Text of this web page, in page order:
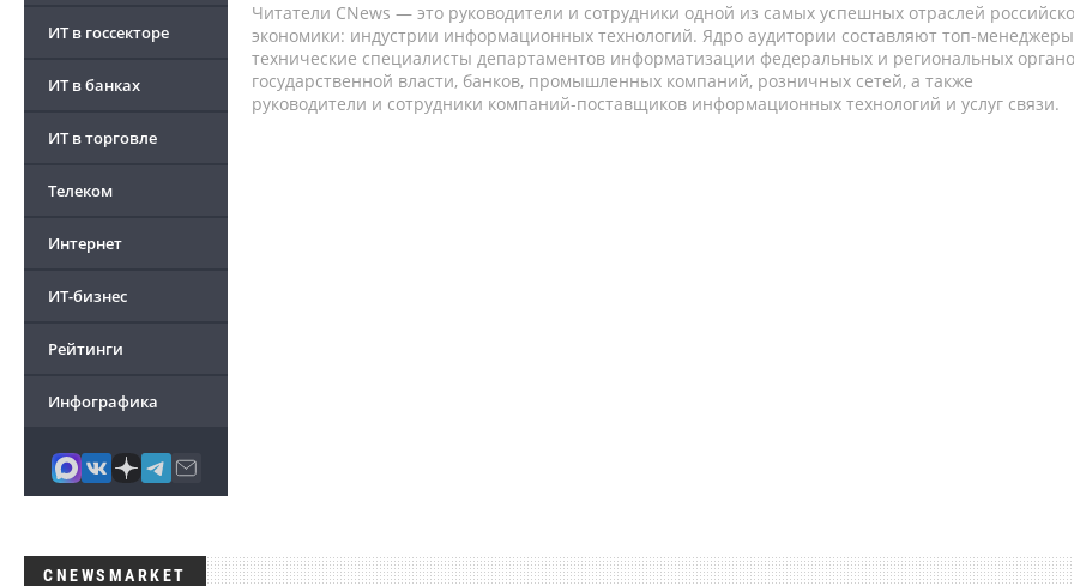
ИТ в госсекторе
ИТ в банках
ИТ в торговле
Телеком
Интернет
ИТ-бизнес
Рейтинги
Инфографика
Читатели CNews — это руководители и сотрудники одной из самых успешных отраслей
экономики: индустрии информационных технологий. Ядро аудитории составляют топ-
технические специалисты департаментов информатизации федеральных и региональных
государственной власти, банков, промышленных компаний, розничных сетей, а также
руководители и сотрудники компаний-поставщиков информационных технологий и услуг связи.
CNEWSMARKET